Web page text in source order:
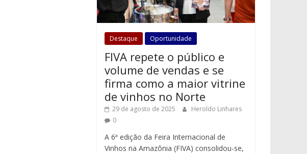
Destaque Oportunidade
FIVA repete o público e
volume de vendas e se
firma como a maior vitrine
de vinhos no Norte
29 de agosto de 2025
Heroldo Linhares
0
A 6ª edição da Feira Internacional de
Vinhos na Amazônia (FIVA) consolidou-se,